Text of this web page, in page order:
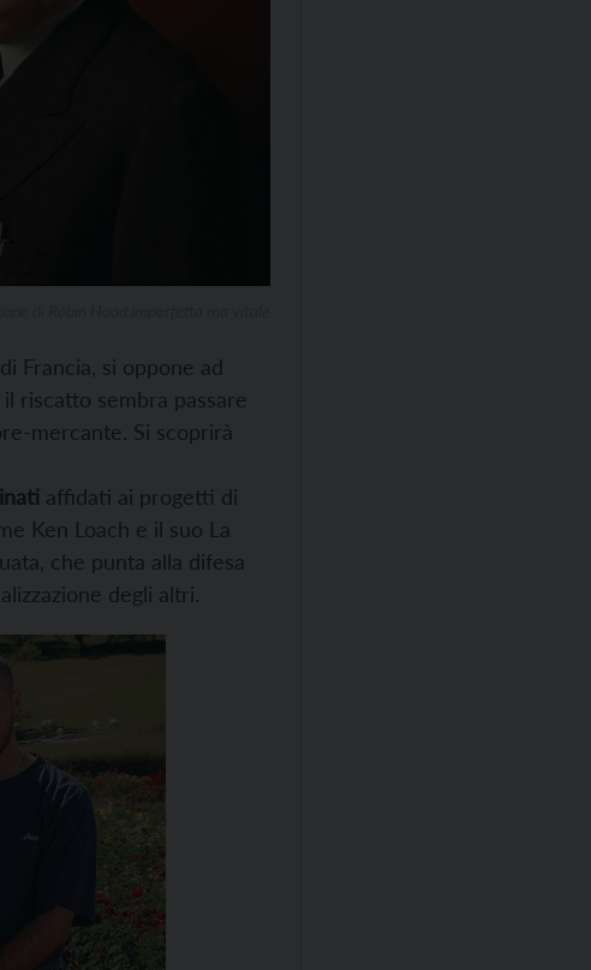
Francia, si oppone ad
riscatto sembra passare
mercante. Si scoprirà
affidati ai progetti di
Ken Loach e il suo La
che punta alla difesa
degli altri.